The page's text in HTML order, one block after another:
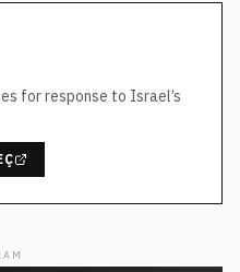
for response to Israel’s